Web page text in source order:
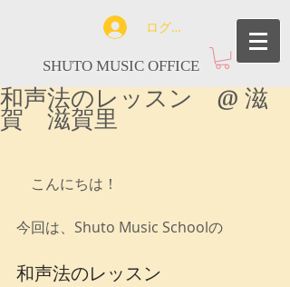
ログイン
SHUTO MUSIC OFFICE
和声法のレッスン @ 滋
賀 滋賀里
こんにちは！
今回は、Shuto Music Schoolの
和声法のレッスン